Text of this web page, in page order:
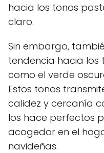
hacia los tonos
claro.
Sin embargo,
tendencia hacia los
como el verde
Estos tonos
calidez y cercanía
los hace perfectos
acogedor en el
navideñas.